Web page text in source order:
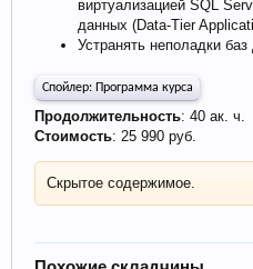
виртуализацией SQL
данных (Data-Tier
Устранять неполадки
Спойлер: Программа курса
Продолжительность: 40 ак. ч.
Стоимость: 25 990 руб.
Скрытое содержимое.